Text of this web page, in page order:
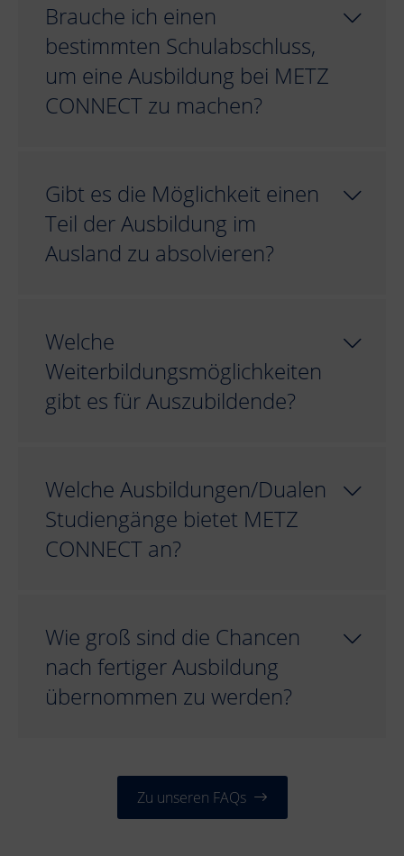
Brauche ich einen
bestimmten Schulabschluss,
um eine Ausbildung bei METZ
CONNECT zu machen?
Gibt es die Möglichkeit einen
Teil der Ausbildung im
Ausland zu absolvieren?
Welche
Weiterbildungsmöglichkeiten
gibt es für Auszubildende?
Welche Ausbildungen/Dualen
Studiengänge bietet METZ
CONNECT an?
Wie groß sind die Chancen
nach fertiger Ausbildung
übernommen zu werden?
Zu unseren FAQs